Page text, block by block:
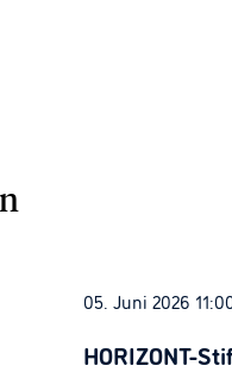
05. Juni 2026
HORIZONT-